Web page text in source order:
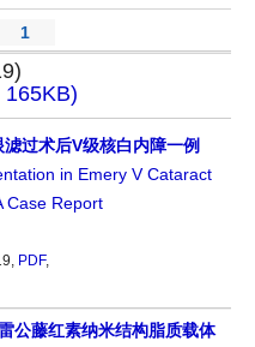
1
过术后V级核白内障一例
in Emery V Cataract
Case Report
PDF,
公藤红素纳米结构脂质载体